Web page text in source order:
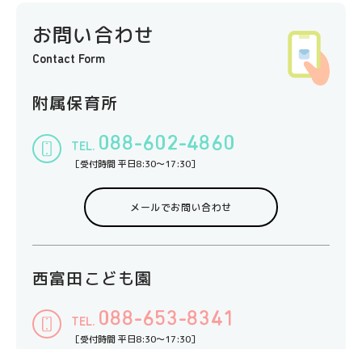
お問い合わせ
Contact Form
附属保育所
088-602-4860
［受付時間 平日8:30〜17:30］
メールでお問い合わせ
西富田こども園
088-653-8341
［受付時間 平日8:30〜17:30］